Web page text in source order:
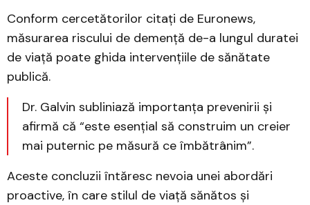
Conform cercetătorilor citați de Euronews,
măsurarea riscului de demență de-a lungul duratei
de viață poate ghida intervențiile de sănătate
publică.
Dr. Galvin subliniază importanța prevenirii și
afirmă că “este esențial să construim un creier
mai puternic pe măsură ce îmbătrânim”.
Aceste concluzii întăresc nevoia unei abordări
proactive, în care stilul de viață sănătos și